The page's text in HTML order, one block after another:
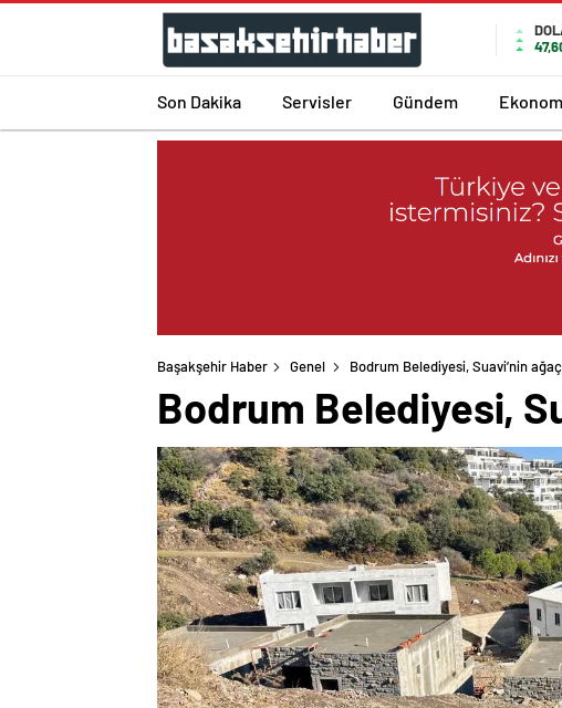
Son Dakika Servisler Gündem
Başakşehir Haber Genel Bodrum Belediyesi, Suavi’nin
Bodrum Belediyesi,